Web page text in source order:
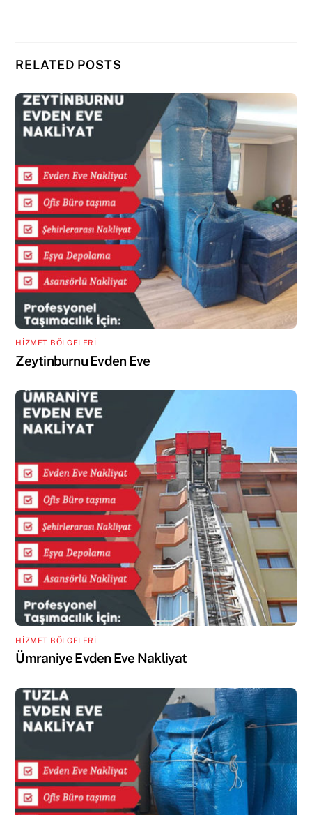
RELATED POSTS
HİZMET BÖLGELERİ
Zeytinburnu Evden Eve
HİZMET BÖLGELERİ
Ümraniye Evden Eve Nakliyat